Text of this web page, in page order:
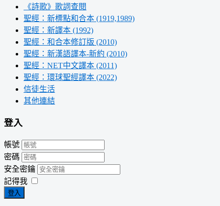
《詩歌》歌詞查閱
聖經：新標點和合本 (1919,1989)
聖經：新譯本 (1992)
聖經：和合本修訂版 (2010)
聖經：新漢語譯本-新約 (2010)
聖經：NET中文譯本 (2011)
聖經：環球聖經譯本 (2022)
信徒生活
其他連結
登入
帳號
密碼
安全密鑰
記得我
登入